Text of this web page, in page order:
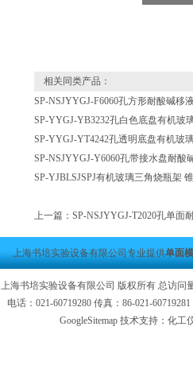
相关同类产品：
SP-NSJYYGJ-F6060孔方形耐酸碱移
SP-YYGJ-YB3232孔白色底盘有机玻
SP-YYGJ-YT4242孔透明底盘有机玻
SP-NSJYYGJ-Y6060孔带接水盘耐酸
SP-YJBLSJSPJ有机玻璃三角烧瓶架
上一篇： SP-NSJYYGJ-T2020孔单面
上海书培实验设备有限公司专业提供单面
上海书培实验设备有限公司 版权所有 总访问
电话：021-60719280 传真：86-021-
GoogleSitemap 技术支持：化工